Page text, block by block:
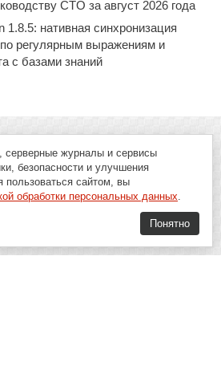
CTO за август 2026 года
1.8.5: нативная синхронизация
регулярным выражениям и
с базами знаний
серверные журналы и сервисы
безопасности и улучшения
сайтом, вы
обработки персональных данных.
Понятно